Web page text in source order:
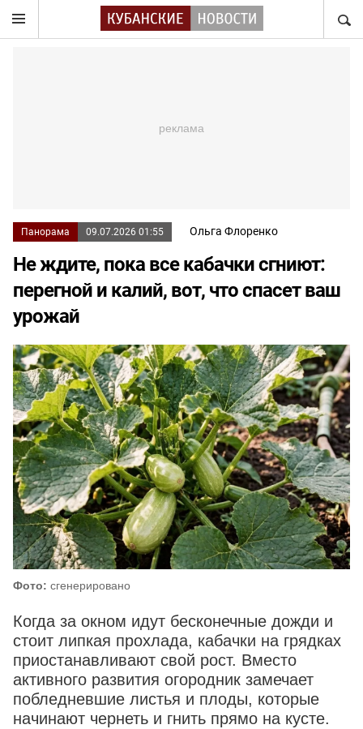
Панорама 09.07.2026 01:55 Ольга Флоренко
Не ждите, пока все кабачки сгниют:
перегной и калий, вот, что спасет ваш
урожай
Фото: сгенерировано
Когда за окном идут бесконечные дожди и
стоит липкая прохлада, кабачки на грядках
приостанавливают свой рост. Вместо
активного развития огородник замечает
побледневшие листья и плоды, которые
начинают чернеть и гнить прямо на кусте.